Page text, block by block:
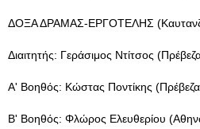
ΔΟΞΑ ΔΡΑΜΑΣ-ΕΡΓΟΤΕΛΗΣ
Διαιτητής: Γεράσιμος Ντίτσος
Α' Βοηθός: Κώστας Ποντίκης
Β' Βοηθός: Φλώρος Ελευθερίου